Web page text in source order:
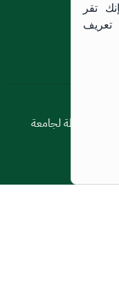
© 2026 جميع الحقوق محفوظة لجامعة
تقر